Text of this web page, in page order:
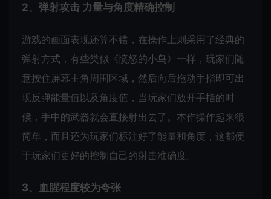
2、弹射攻击 力量与角度精确控制
游戏的画面表现还算不错，在操作上则采用了经典的
弹射方式，有些类似《愤怒的小鸟》一样，玩家们随
意按住屏幕主角周围区域，然后向后拖动手指即可出
现反弹能量值以及角度值，当玩家们放开手指的时
候，手中的武器就会直接射出去了。本作操作起来很
简单，而且还为玩家们标注好了能量和角度，这都便
于玩家们更好的控制自己的射击准确度。
3、血腥程度较为夸张